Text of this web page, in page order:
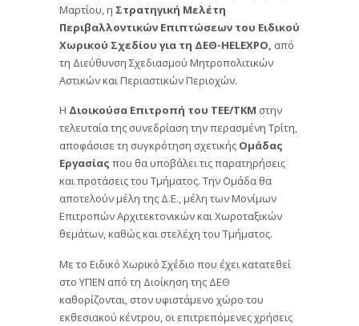
Μαρτίου, η Στρατηγική Μελέτη
Περιβαλλοντικών Επιπτώσεων του Ειδικού
Χωρικού Σχεδίου για τη ΔΕΘ-HELEXPO, από
τη Διεύθυνση Σχεδιασμού Μητροπολιτικών
Αστικών και Περιαστικών Περιοχών.
Η Διοικούσα Επιτροπή του ΤΕΕ/ΤΚΜ στην
τελευταία της συνεδρίαση την περασμένη Τρίτη,
αποφάσισε τη συγκρότηση σχετικής Ομάδας
Εργασίας που θα υποβάλει τις παρατηρήσεις
και προτάσεις του Τμήματος. Την Ομάδα θα
αποτελούν μέλη της Δ.Ε., μέλη των Μονίμων
Επιτροπών Αρχιτεκτονικών και Χωροταξικών
θεμάτων, καθώς και στελέχη του Τμήματος.
Με το Ειδικό Χωρικό Σχέδιο που έχει κατατεθεί
στο ΥΠΕΝ από τη Διοίκηση της ΔΕΘ
καθορίζονται, στον υφιστάμενο χώρο του
εκθεσιακού κέντρου, οι επιτρεπόμενες χρήσεις